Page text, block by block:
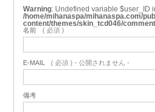
Warning : Undefined variable $user_ID
/home/mihanaspa/mihanaspa.com/
content/themes/skin_tcd046/
名前 ( 必須 )
E-MAIL ( 必須 ) - 公開されません -
備考